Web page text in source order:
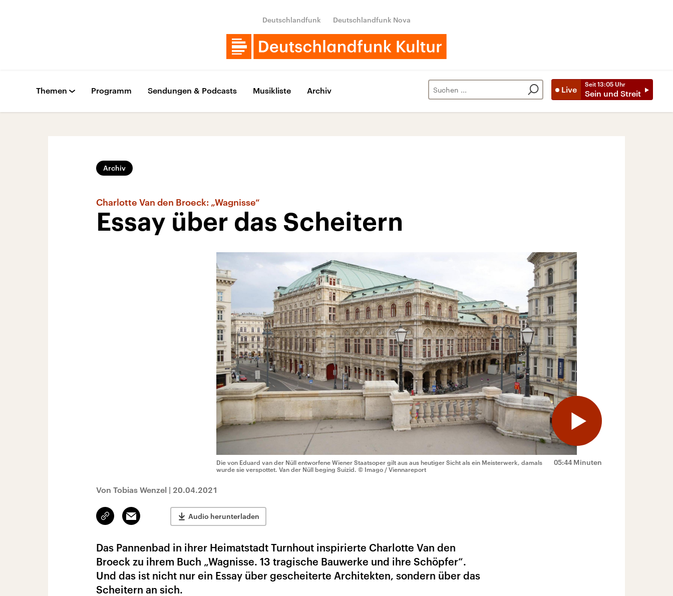
Deutschlandfunk Deutschlandfunk Nova
Live
Seit 13:05 Uhr
Sein und Streit
Themen Programm Sendungen & Podcasts Musikliste Archiv
Archiv
Charlotte Van den Broeck: „Wagnisse“
Essay über das Scheitern
05:44 Minuten
Die von Eduard van der Nüll entworfene Wiener Staatsoper gilt aus aus heutiger Sicht als ein Meisterwerk, damals
wurde sie verspottet. Van der Nüll beging Suizid. © Imago / Viennareport
Von Tobias Wenzel | 20.04.2021
Link
kopieren/teilen
Email Audio herunterladen
Das Pannenbad in ihrer Heimatstadt Turnhout inspirierte Charlotte Van den
Broeck zu ihrem Buch „Wagnisse. 13 tragische Bauwerke und ihre Schöpfer“.
Und das ist nicht nur ein Essay über gescheiterte Architekten, sondern über das
Scheitern an sich.